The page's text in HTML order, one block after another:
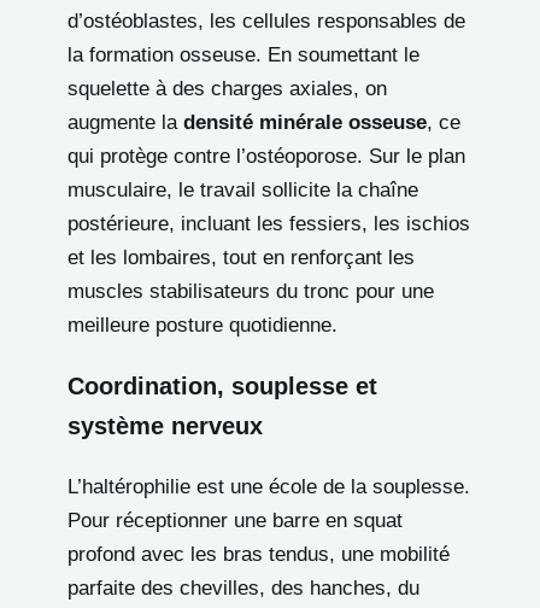
d’ostéoblastes, les cellules responsables de
la formation osseuse. En soumettant le
squelette à des charges axiales, on
augmente la densité minérale osseuse, ce
qui protège contre l’ostéoporose. Sur le plan
musculaire, le travail sollicite la chaîne
postérieure, incluant les fessiers, les ischios
et les lombaires, tout en renforçant les
muscles stabilisateurs du tronc pour une
meilleure posture quotidienne.
Coordination, souplesse et
système nerveux
L’haltérophilie est une école de la souplesse.
Pour réceptionner une barre en squat
profond avec les bras tendus, une mobilité
parfaite des chevilles, des hanches, du